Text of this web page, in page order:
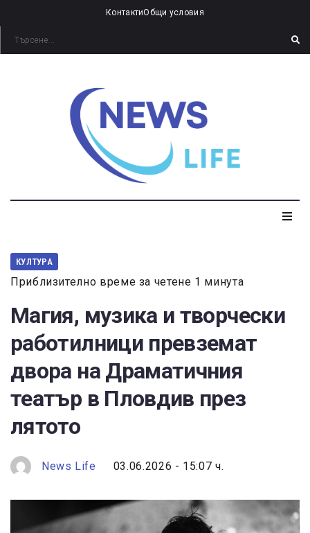
КонтактиОбщи условия
КУЛТУРА
Приблизително време за четене 1 минута
Магия, музика и творчески
работилници превземат
двора на Драматичния
театър в Пловдив през
лятото
News Life 03.06.2026 - 15:07 ч.